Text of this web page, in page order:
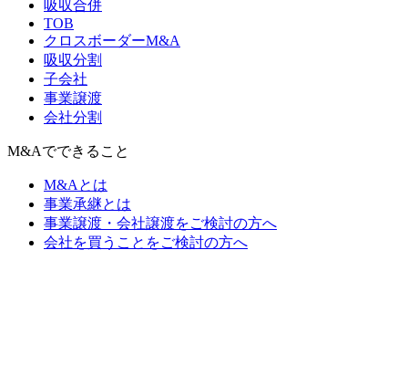
吸収合併
TOB
クロスボーダーM&A
吸収分割
子会社
事業譲渡
会社分割
M&Aでできること
M&Aとは
事業承継とは
事業譲渡・会社譲渡をご検討の方へ
会社を買うことをご検討の方へ